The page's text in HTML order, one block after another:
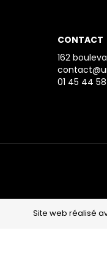
CONTACT
162
01 45 44
Site web réalisé